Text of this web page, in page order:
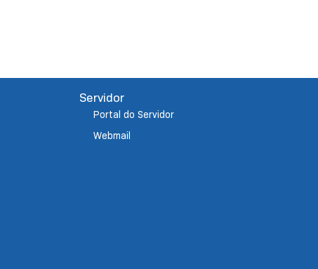
Servidor
Portal do Servidor
Webmail